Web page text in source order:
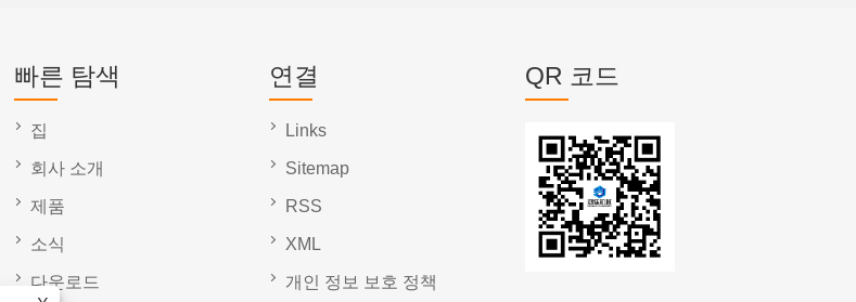
빠른 탐색
집
회사 소개
제품
소식
다운로드
연결
Links
Sitemap
RSS
XML
개인 정보 보호 정책
QR 코드